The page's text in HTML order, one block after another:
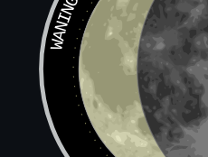
忘，第金火返还之方，栖神
旁求，始得要领。乃知体用
不同耳。庐陵西林元极子袁
从余论道卒业，遂相与发其
中符章经道、简策韶令、诸
适复有同志来究水火炼度之